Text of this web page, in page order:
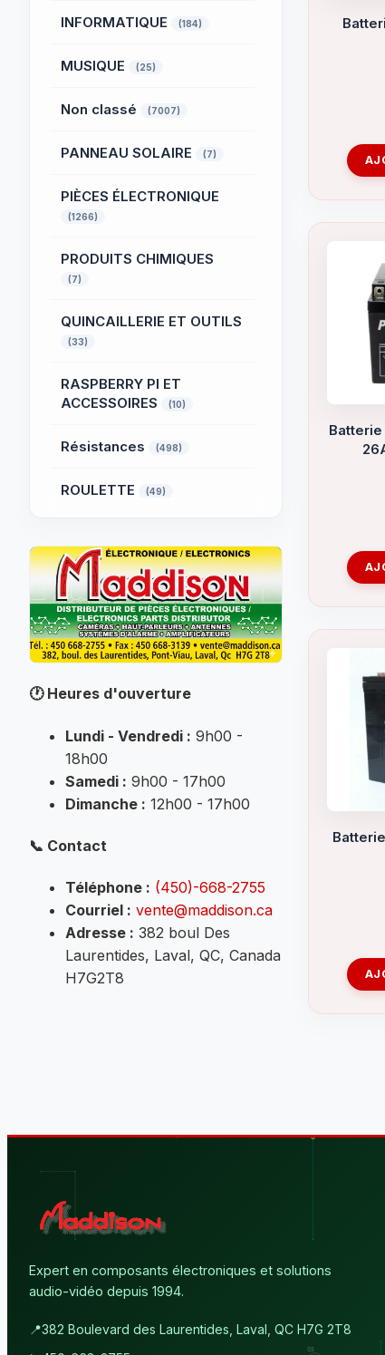
INFORMATIQUE (184)
MUSIQUE (25)
Non classé (7007)
PANNEAU SOLAIRE (7)
PIÈCES ÉLECTRONIQUE
(1266)
PRODUITS CHIMIQUES
(7)
QUINCAILLERIE ET OUTILS
(33)
RASPBERRY PI ET
ACCESSOIRES
(10)
Résistances (498)
ROULETTE (49)
(35)
TÉLÉPHONE (41)
TERMINAUX (25)
🕐Heures d'ouverture
Lundi - Vendredi : 9h00 -
18h00
Samedi : 9h00 - 17h00
Dimanche : 12h00 - 17h00
📞 Contact
Téléphone : (450)-668-2755
Courriel : vente@maddison.ca
Adresse : 382 boul Des
Laurentides, Laval, QC, Canada
H7G2T8
Expert en composants électroniques et solutions
audio-vidéo depuis 1994.
📍382 Boulevard des Laurentides, Laval, QC H7G 2T8